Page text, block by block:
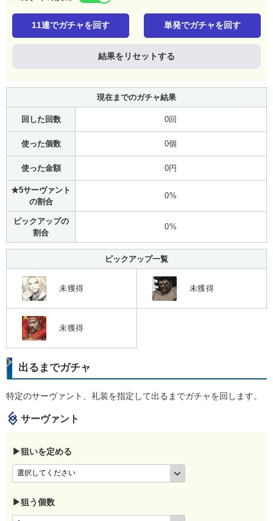
11連でガチャを回す 単発でガチャを回す
結果をリセットする
現在までのガチャ結果
回した回数 0回
使った個数 0個
使った金額 0円
★5サーヴァント
の割合
0%
ピックアップの
割合
0%
ピックアップ一覧
未獲得 未獲得
未獲得
出るまでガチャ
特定のサーヴァント、礼装を指定して出るまでガチャを回します。
サーヴァント
▶狙いを定める
▶狙う個数